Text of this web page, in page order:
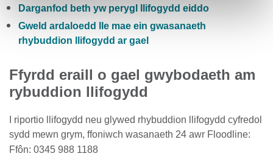
Darganfod beth yw perygl llifogydd eiddo
Gweld ardaloedd lle mae ein gwasanaeth
rhybuddion llifogydd ar gael
Ffyrdd eraill o gael gwybodaeth am
rybuddion llifogydd
I riportio llifogydd neu glywed rhybuddion llifogydd cyfredol
sydd mewn grym, ffoniwch wasanaeth 24 awr Floodline:
Ffôn: 0345 988 1188